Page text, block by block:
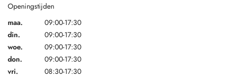
Openingstijden
maa.
09:00-17:30
din.
09:00-17:30
woe.
09:00-17:30
don.
09:00-17:30
vri.
08:30-17:30